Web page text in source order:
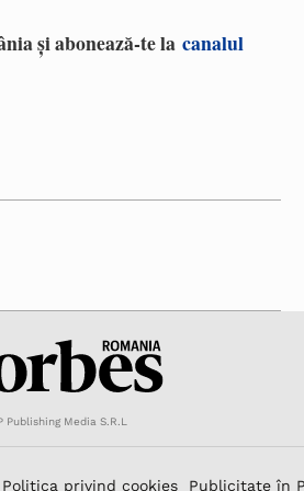
și abonează-te lacanalul
Publishing Media S.R.L
Politica privind cookies Publicitate în